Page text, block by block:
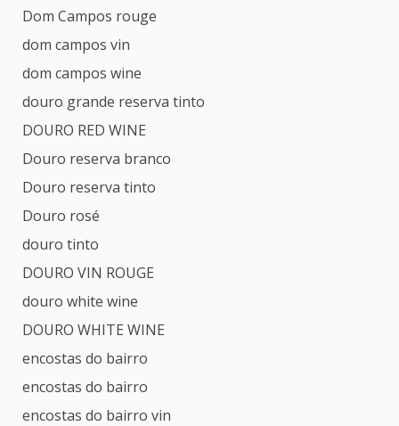
Dom Campos rouge
dom campos vin
dom campos wine
douro grande reserva tinto
DOURO RED WINE
Douro reserva branco
Douro reserva tinto
Douro rosé
douro tinto
DOURO VIN ROUGE
douro white wine
DOURO WHITE WINE
encostas do bairro
encostas do bairro
encostas do bairro vin